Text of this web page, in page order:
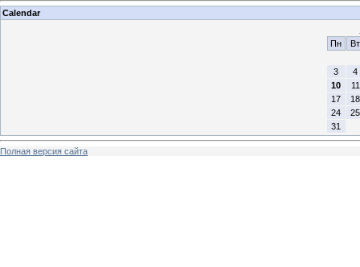
Calendar
Пн
Вт
3
4
10
11
17
18
24
25
31
Полная версия сайта